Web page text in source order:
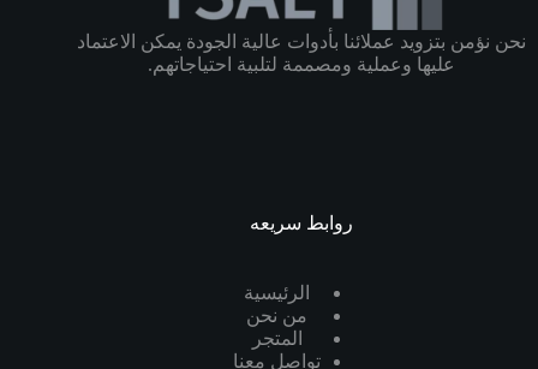
نحن نؤمن بتزويد عملائنا بأدوات عالية الجودة يمكن الاعتماد
عليها وعملية ومصممة لتلبية احتياجاتهم.
روابط سريعه
الرئيسية
من نحن
المتجر
تواصل معنا